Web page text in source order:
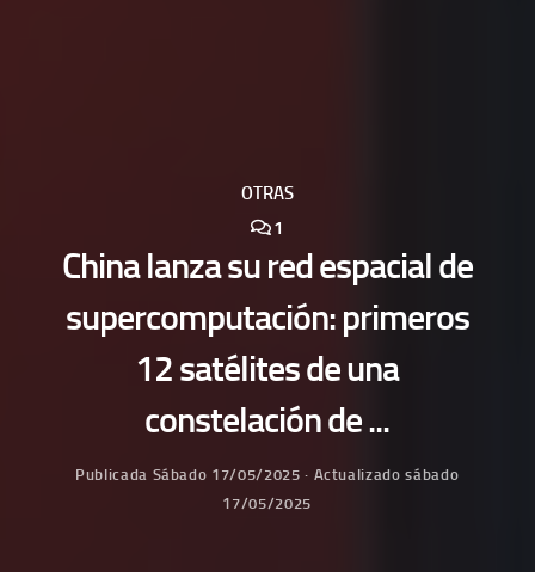
OTRAS
1
China lanza su red espacial de
supercomputación: primeros
12 satélites de una
constelación de ...
Publicada Sábado 17/05/2025 · Actualizadosábado
17/05/2025